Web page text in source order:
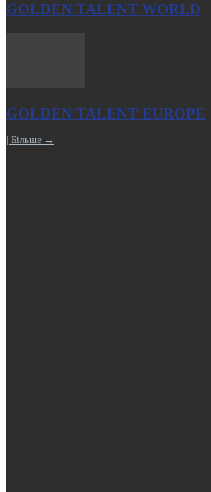
GOLDEN TALENT WORLD
GOLDEN TALENT EUROPE
| Більше →